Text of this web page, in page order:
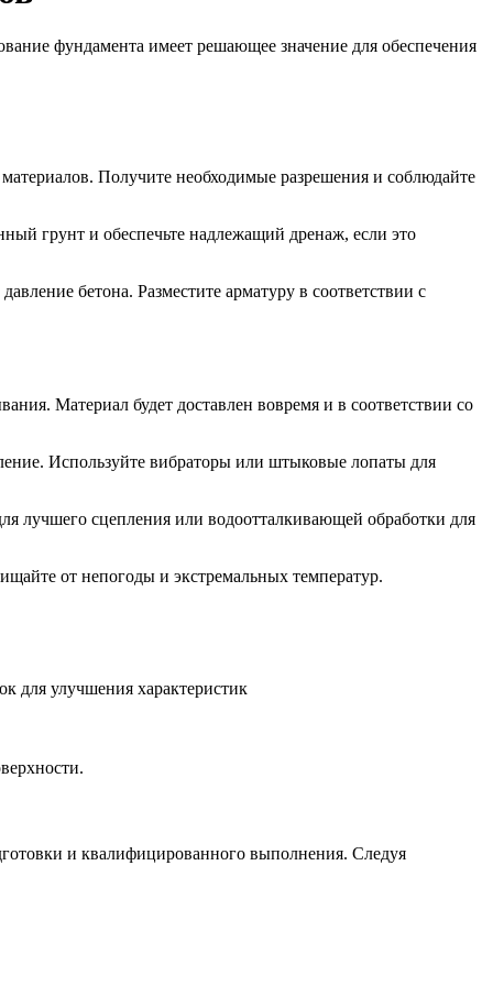
фундамента имеет решающее значение для обеспечения
Получите необходимые разрешения и соблюдайте
грунт и обеспечьте надлежащий дренаж, если это
бетона. Разместите арматуру в соответствии с
Материал будет доставлен вовремя и в соответствии со
Используйте вибраторы или штыковые лопаты для
лучшего сцепления или водоотталкивающей обработки для
от непогоды и экстремальных температур.
для улучшения характеристик
и квалифицированного выполнения. Следуя